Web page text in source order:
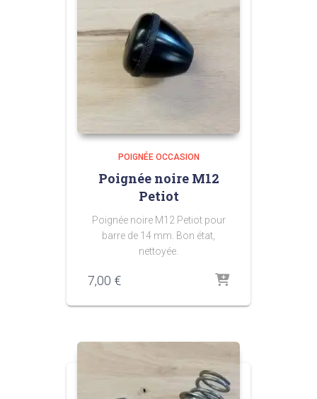
POIGNÉE OCCASION
Poignée noire M12
Petiot
Poignée noire M12 Petiot pour
barre de 14 mm. Bon état,
nettoyée.
7,00 €